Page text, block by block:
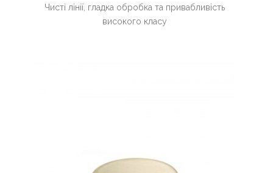
Чисті лінії, гладка обробка та привабливість
високого класу